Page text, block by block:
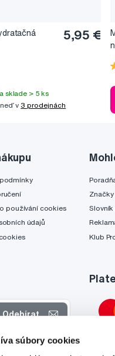
súbory cookies
5,95 €
sklade > 5 ks
v 3 prodejnách
používání cookies
údajů
Značky
Klub
Odebírat